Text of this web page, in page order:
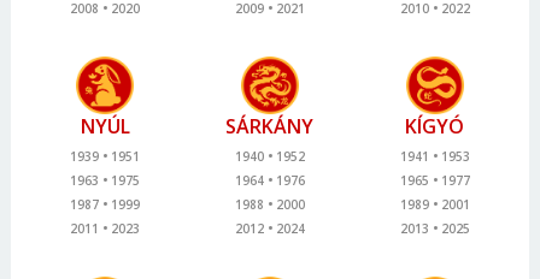
2008
2020
2009
2021
2010
2022
NYÚL
1939
1951
1963
1975
1987
1999
2011
2023
SÁRKÁNY
1940
1952
1964
1976
1988
2000
2012
2024
KÍGYÓ
1941
1953
1965
1977
1989
2001
2013
2025